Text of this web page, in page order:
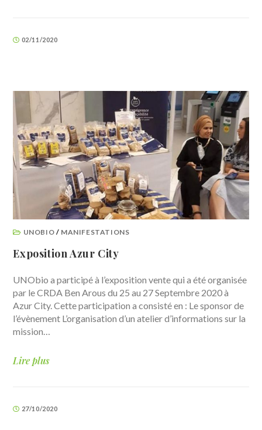
02/11/2020
UNOBIO / MANIFESTATIONS
Exposition Azur City
UNObio a participé à l’exposition vente qui a été organisée
par le CRDA Ben Arous du 25 au 27 Septembre 2020 à
Azur City. Cette participation a consisté en : Le sponsor de
l’évènement L’organisation d’un atelier d’informations sur la
mission…
Lire plus
27/10/2020